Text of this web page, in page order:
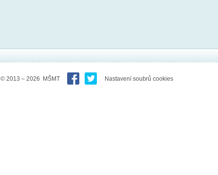
© 2013 – 2026 MŠMT Nastavení soubrů cookies